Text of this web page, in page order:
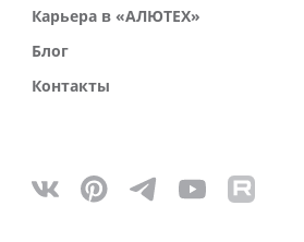
Карьера в «АЛЮТЕХ»
Блог
Контакты